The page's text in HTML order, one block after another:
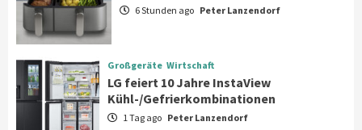
3
Großgeräte
LG feiert 10 Jahre InstaView
Kühl-/Gefrierkombinationen
Wirtschaft
6 Stunden ago Peter Lanzendorf
Großgeräte Wirtschaft
LG feiert 10 Jahre InstaView
Kühl-/Gefrierkombinationen
1 Tag ago Peter Lanzendorf